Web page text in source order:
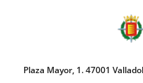
Plaza Mayor, 1. 47001